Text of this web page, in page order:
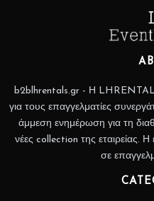
b2blhrentals.gr - Η
για τους επαγγελματίες
άμμεση ενημέρωση για τη
νέες collection της εταιρείας.
σε